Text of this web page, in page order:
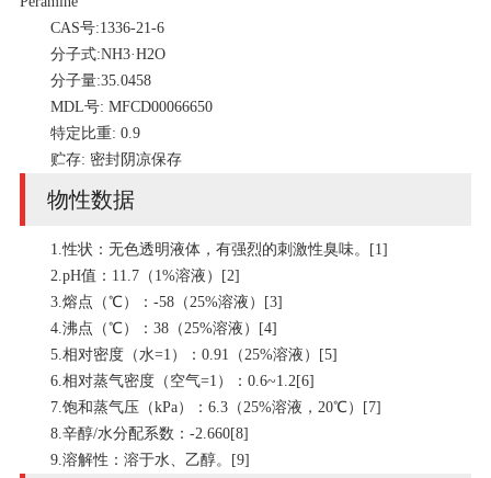
CAS号:1336-21-6
分子式:NH3·H2O
分子量:35.0458
MDL号: MFCD00066650
特定比重: 0.9
贮存: 密封阴凉保存
物性数据
1.性状：无色透明液体，有强烈的刺激性臭味。[1]
2.pH值：11.7（1%溶液）[2]
3.熔点（℃）：-58（25%溶液）[3]
4.沸点（℃）：38（25%溶液）[4]
5.相对密度（水=1）：0.91（25%溶液）[5]
6.相对蒸气密度（空气=1）：0.6~1.2[6]
7.饱和蒸气压（kPa）：6.3（25%溶液，20℃）[7]
8.辛醇/水分配系数：-2.660[8]
9.溶解性：溶于水、乙醇。[9]